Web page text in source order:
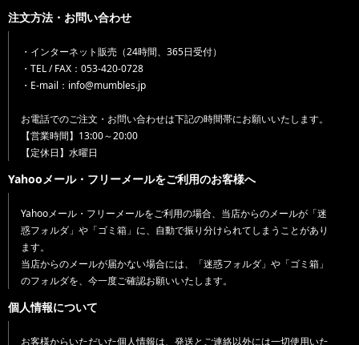
注文方法・お問い合わせ
・インターネット販売（24時間、365日受付）
・TEL / FAX：053-420-0728
・E-mail：info@mumbles.jp
お電話でのご注文・お問い合わせは下記の時間帯にお願いいたします。
【営業時間】13:00～20:00
【定休日】水曜日
Yahooメール・フリーメールをご利用のお客様へ
Yahooメール・フリーメールをご利用の場合、当店からのメールが「迷
惑フォルダ」や「ゴミ箱」に、自動で振り分けられてしまうことがあり
ます。
当店からのメールが届かない場合には、「迷惑フォルダ」や「ゴミ箱」
のフォルダを、今一度ご確認お願いいたします。
個人情報について
お客様からいただいた個人情報は、発送とご連絡以外には一切使用いた